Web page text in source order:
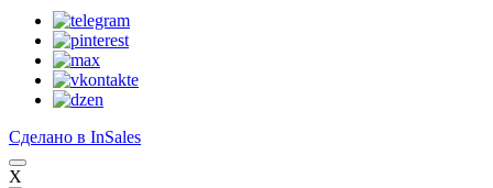
Сделано в InSales
X